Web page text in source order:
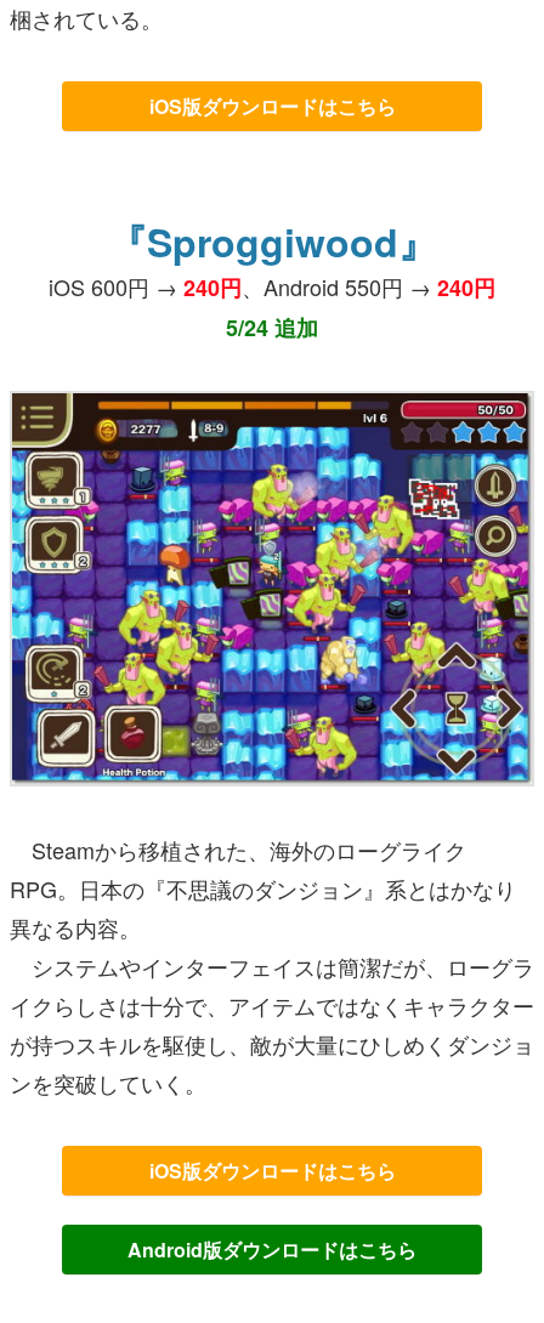
梱されている。
iOS版ダウンロードはこちら
『Sproggiwood』
iOS 600円 → 240円、Android 550円 → 240円
5/24 追加
Steamから移植された、海外のローグライク
RPG。日本の『不思議のダンジョン』系とはかなり
異なる内容。
システムやインターフェイスは簡潔だが、ローグラ
イクらしさは十分で、アイテムではなくキャラクター
が持つスキルを駆使し、敵が大量にひしめくダンジョ
ンを突破していく。
iOS版ダウンロードはこちら
Android版ダウンロードはこちら